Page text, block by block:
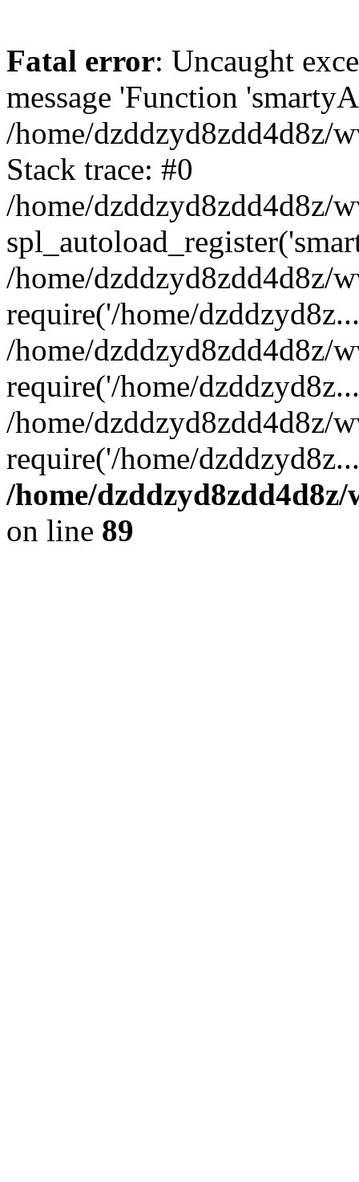
Fatal error: Uncaught
message 'Function
/home/dzddzyd8zdd4d8z/
Stack trace: #0
/home/dzddzyd8zdd4d8z/
/home/dzddzyd8zdd4d8z/
require('/home/
/home/dzddzyd8zdd4d8z/
require('/home/
/home/dzddzyd8zdd4d8z/
require('/home/
/home/
on line 89